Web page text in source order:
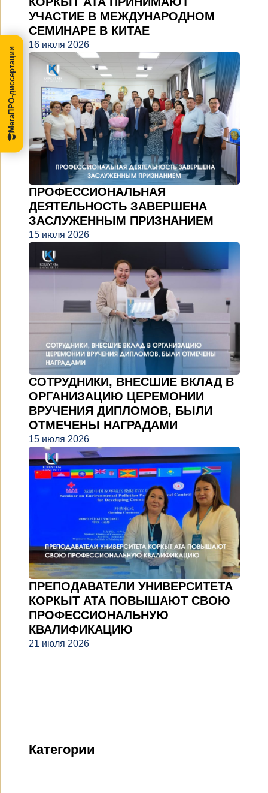
УЧАСТИЕ В МЕЖДУНАРОДНОМ
СЕМИНАРЕ В КИТАЕ
16 июля 2026
ПРОФЕССИОНАЛЬНАЯ
ДЕЯТЕЛЬНОСТЬ ЗАВЕРШЕНА
ЗАСЛУЖЕННЫМ ПРИЗНАНИЕМ
15 июля 2026
СОТРУДНИКИ, ВНЕСШИЕ ВКЛАД В
ОРГАНИЗАЦИЮ ЦЕРЕМОНИИ
ВРУЧЕНИЯ ДИПЛОМОВ, БЫЛИ
ОТМЕЧЕНЫ НАГРАДАМИ
15 июля 2026
ПРЕПОДАВАТЕЛИ УНИВЕРСИТЕТА
КОРКЫТ АТА ПОВЫШАЮТ СВОЮ
ПРОФЕССИОНАЛЬНУЮ
КВАЛИФИКАЦИЮ
21 июля 2026
Категории
МегаПРО-диссертации